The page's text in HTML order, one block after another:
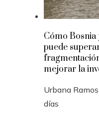
Cómo
puede
mejorar la
Urbana
días